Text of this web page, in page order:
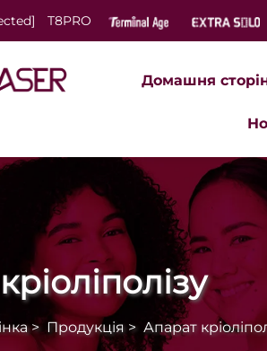
T8PRO
Домашня
> Продукція> Апарат